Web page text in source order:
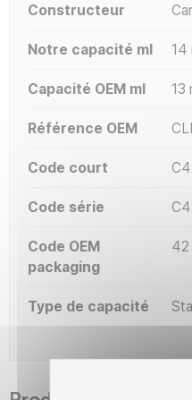
Constructeur
Notre capacité ml 14
Capacité OEM ml 13
Référence OEM
Code court
Code série
Code OEM
packaging
42
Type de capacité